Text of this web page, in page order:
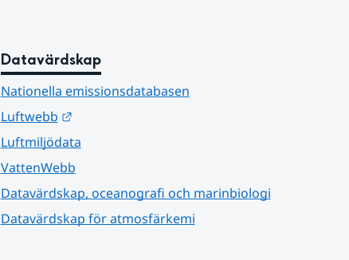
Datavärdskap
Nationella emissionsdatabasen
Luftwebb
Länk till annan webbplats.
Luftmiljödata
VattenWebb
Datavärdskap, oceanografi och marinbiologi
Datavärdskap för atmosfärkemi